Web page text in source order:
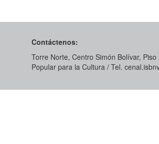
Contáctenos:
Torre Norte, Centro Simón Bolívar,
Popular para la Cultura / Tel.